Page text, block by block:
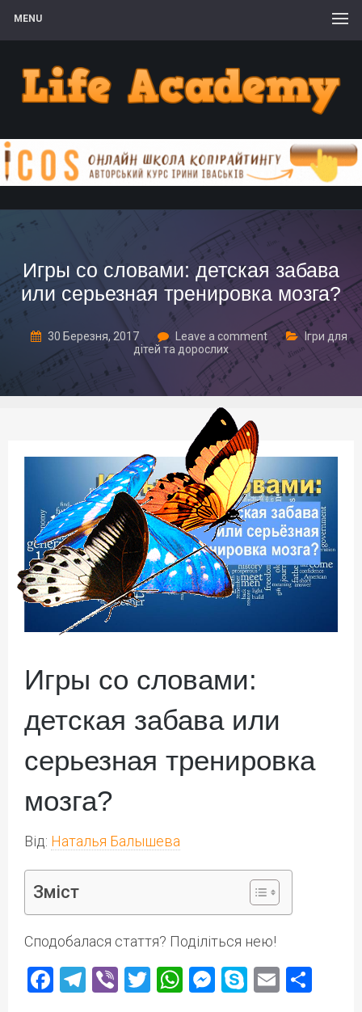
MENU
Игры со словами: детская забава
или серьезная тренировка мозга?
30 Березня, 2017 Leave a comment
Ігри для
дітей та дорослих
Игры со словами:
детская забава или
серьезная тренировка
мозга?
Від: Наталья Балышева
Зміст
Сподобалася стаття? Поділіться нею!
Facebook
Telegram
ViberTwitter
WhatsApp
Messenger
Skype
Email